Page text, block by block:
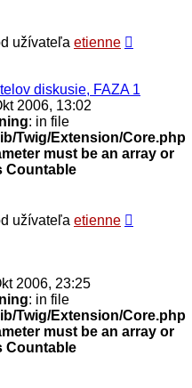
užívateľa etienne
diskusie, FAZA 1
2006, 13:02
: in file
Twig/Extension/Core.php
must be an array or
Countable
užívateľa etienne
2006, 23:25
: in file
Twig/Extension/Core.php
must be an array or
Countable